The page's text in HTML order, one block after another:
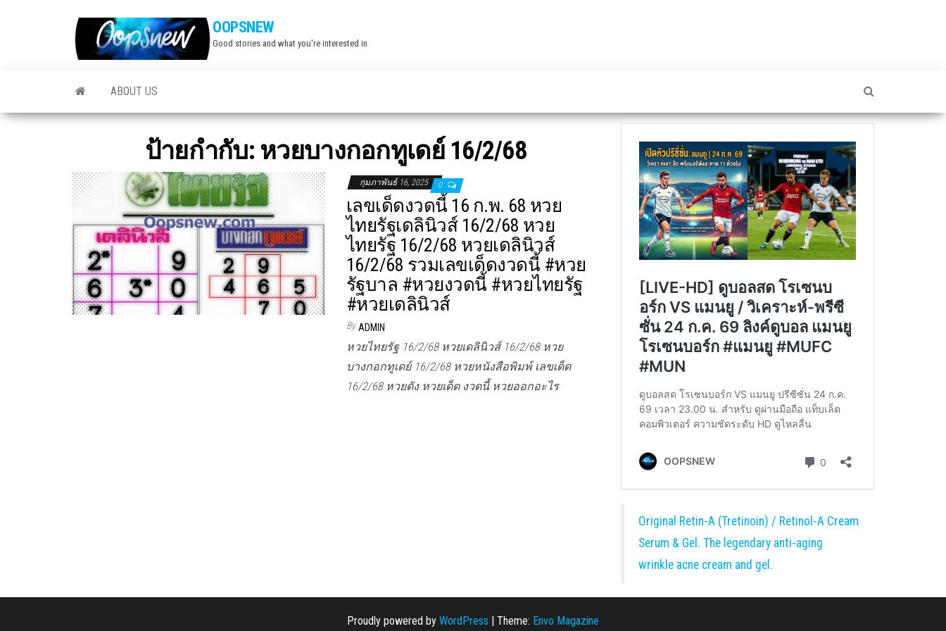
OOPSNEW
Good stories and what you're interested in
ABOUT US
ป้ายกำกับ: หวยบางกอกทูเดย์ 16/2/68
กุมภาพันธ์ 16, 2025 0
เลขเด็ดงวดนี้ 16 ก.พ. 68 หวย
ไทยรัฐเดลินิวส์ 16/2/68 หวย
ไทยรัฐ 16/2/68 หวยเดลินิวส์
16/2/68 รวมเลขเด็ดงวดนี้ #หวย
รัฐบาล #หวยงวดนี้ #หวยไทยรัฐ
#หวยเดลินิวส์
By ADMIN
หวยไทยรัฐ 16/2/68 หวยเดลินิวส์ 16/2/68 หวย
บางกอกทูเดย์ 16/2/68 หวยหนังสือพิมพ์ เลขเด็ด
16/2/68 หวยดัง หวยเด็ด งวดนี้ หวยออกอะไร
Original Retin-A (Tretinoin) / Retinol-A Cream
Serum & Gel. The legendary anti-aging
wrinkle acne cream and gel.
Proudly powered by WordPress | Theme: Envo Magazine